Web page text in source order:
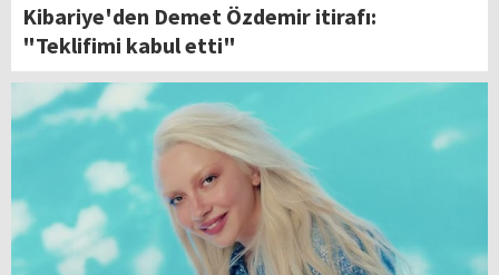
Kibariye'den Demet Özdemir itirafı:
"Teklifimi kabul etti"